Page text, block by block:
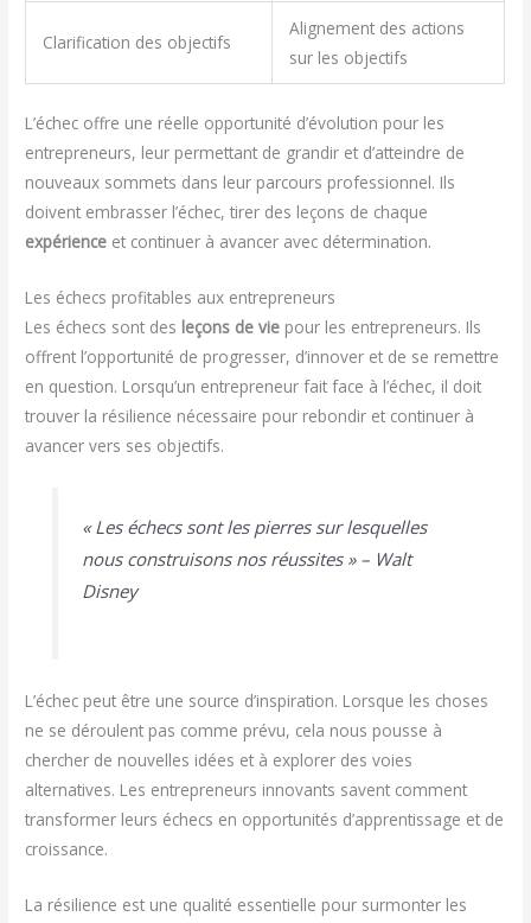
Clarification des objectifs
Alignement des actions
sur les objectifs
L’échec offre une réelle opportunité d’évolution pour les
entrepreneurs, leur permettant de grandir et d’atteindre de
nouveaux sommets dans leur parcours professionnel. Ils
doivent embrasser l’échec, tirer des leçons de chaque
expérience et continuer à avancer avec détermination.
Les échecs profitables aux entrepreneurs
Les échecs sont des leçons de vie pour les entrepreneurs. Ils
offrent l’opportunité de progresser, d’innover et de se remettre
en question. Lorsqu’un entrepreneur fait face à l’échec, il doit
trouver la résilience nécessaire pour rebondir et continuer à
avancer vers ses objectifs.
« Les échecs sont les pierres sur lesquelles
nous construisons nos réussites » – Walt
Disney
L’échec peut être une source d’inspiration. Lorsque les choses
ne se déroulent pas comme prévu, cela nous pousse à
chercher de nouvelles idées et à explorer des voies
alternatives. Les entrepreneurs innovants savent comment
transformer leurs échecs en opportunités d’apprentissage et de
croissance.
La résilience est une qualité essentielle pour surmonter les